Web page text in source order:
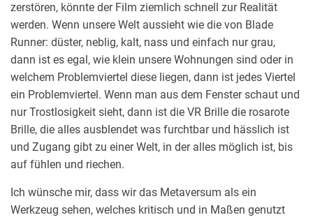
zerstören, könnte der Film ziemlich schnell zur Realität
werden. Wenn unsere Welt aussieht wie die von Blade
Runner: düster, neblig, kalt, nass und einfach nur grau,
dann ist es egal, wie klein unsere Wohnungen sind oder in
welchem Problemviertel diese liegen, dann ist jedes Viertel
ein Problemviertel. Wenn man aus dem Fenster schaut und
nur Trostlosigkeit sieht, dann ist die VR Brille die rosarote
Brille, die alles ausblendet was furchtbar und hässlich ist
und Zugang gibt zu einer Welt, in der alles möglich ist, bis
auf fühlen und riechen.
Ich wünsche mir, dass wir das Metaversum als ein
Werkzeug sehen, welches kritisch und in Maßen genutzt